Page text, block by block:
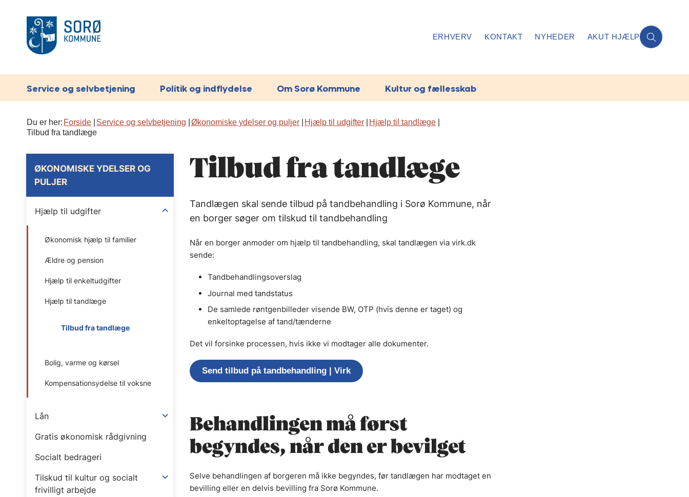
ERHVERV KONTAKT NYHEDER AKUT HJÆLP
Service og selvbetjening Politik og indflydelse Om Sorø Kommune Kultur og fællesskab
Du er her: Forside Service og selvbetjening Økonomiske ydelser og puljer Hjælp til udgifter
Hjælp til tandlæge
Tilbud fra tandlæge
ØKONOMISKE YDELSER OG
PULJER
Hjælp til udgifter
Økonomisk hjælp til familier
Ældre og pension
Hjælp til enkeltudgifter
Hjælp til tandlæge
Tilbud fra tandlæge
Bolig, varme og kørsel
Kompensationsydelse til voksne
Lån
Gratis økonomisk rådgivning
Socialt bedrageri
Tilskud til kultur og socialt
frivilligt arbejde
Tilbud fra tandlæge
Tandlægen skal sende tilbud på tandbehandling i Sorø Kommune, når
en borger søger om tilskud til tandbehandling
Når en borger anmoder om hjælp til tandbehandling, skal tandlægen via virk.dk
sende:
Tandbehandlingsoverslag
Journal med tandstatus
De samlede røntgenbilleder visende BW, OTP (hvis denne er taget) og
enkeltoptagelse af tand/tænderne
Det vil forsinke processen, hvis ikke vi modtager alle dokumenter.
Send tilbud på tandbehandling | Virk
Behandlingen må først
begyndes, når den er bevilget
Selve behandlingen af borgeren må ikke begyndes, før tandlægen har modtaget en
bevilling eller en delvis bevilling fra Sorø Kommune.